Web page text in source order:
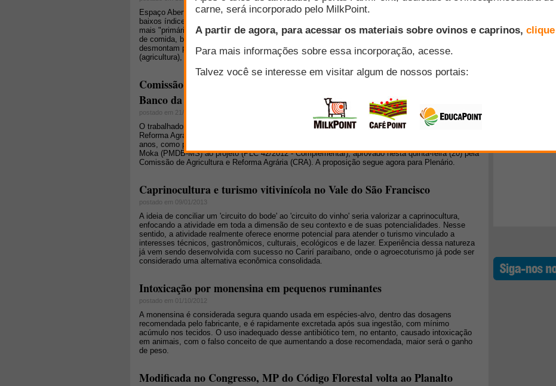
Espaço Aberto: No Brasil, ainda há muita gente que acredita que a agricultura é um setor com
baixos índices de produtividade, valor adicionado e inovação. Acontece que o agronegócio não é
mais "primário". Ele começa nos insumos modernos, passa pela agropecuária e termina na forma
de comida, bebida, roupas, energia, plásticos e uma infinidade de produtos acabados que
desmontam por completo a ideia simplista da divisão da economia nos setores primário
(agricultura), secundário (indústria) e terciário (serviços). Por Marcos Sawaya Jank
Comissão aprova 35 anos de prazo para quitação de empréstimos do
Banco da Terra
postado em 21/06/2013
O trabalhador sem terra ou o pequeno agricultor que tomar recursos do Fundo de Terras e da
Reforma Agrária, o chamado Banco da Terra, poderá ter 35 anos para quitar a dívida e não 20
anos, como prevê a lei em vigor. A ampliação do prazo está no substitutivo do senador Waldemir
Moka (PMDB-MS) ao projeto (PLC 42/2012 - Complementar), aprovado nesta quinta-feira (20) pela
Comissão de Agricultura e Reforma Agrária (CRA). A proposição segue agora para Plenário.
Caprinocultura e turismo vitivinícola no Vale do São Francisco
postado em 09/01/2013
A ideia de conciliar um 'circuito do bode' ao 'circuito do vinho' seria valorizar a caprinocultura,
enfocando a atividade em toda a dimensão de seu contexto e de suas potencialidades. Nesse
sentido, a atividade realmente oferece enorme potencial para atender o turismo vinculado a
interesses técnicos, gastronômicos, culturais, ecológicos e de lazer. Experiência dessa natureza
já vem sendo desenvolvida com sucesso no Carirí paraibano, onde o agroecoturismo já pode ser
considerado uma alternativa econômica consolidada.
Intoxicação por monensina em pequenos ruminantes
postado em 01/10/2012
A monensina é considerada segura quando usada em espécies-alvo, dentro das dosagens
recomendada pelo fabricante, e é rapidamente excretada após sua ingestão, com mínimo
acúmulo nos tecidos. O uso inadequado desse antibiótico tem, no entanto, causado intoxicação
em animais, com o falso conceito de que aumentando a dose recomendada, maior será o ganho
de peso.
Modificada no Congresso, MP do Código Florestal volta ao Planalto